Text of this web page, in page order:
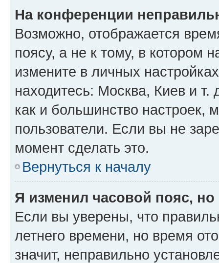
На конференции
Возможно, отображается
поясу, а не к тому, в котором
измените в личных
находитесь: Москва, Киев и т.
как и большинство настроек,
пользователи. Если вы не
момент сделать это.
Вернуться к началу
Я изменил часовой пояс,
Если вы уверены, что
летнего времени, но время
значит, неправильно